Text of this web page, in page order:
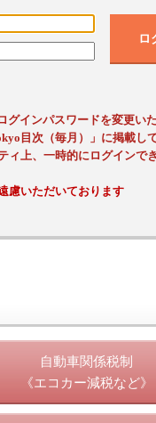
ロ
グインパスワードを変更い
目次（毎月）」に掲載し
上、一時的にログインで
慮いただいております
自動車関係税制
《エコカー減税など》